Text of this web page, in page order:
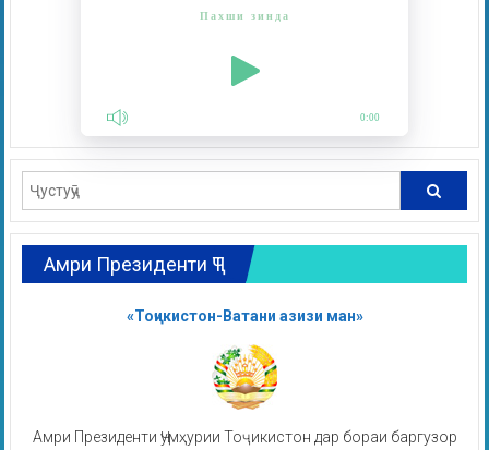
Пахши зинда
0:00
Амри Президенти ҶТ
«Тоҷикистон-Ватани азизи ман»
Амри Президенти Ҷумҳурии Тоҷикистон дар бораи баргузор